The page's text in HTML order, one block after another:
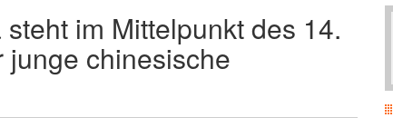
im Mittelpunkt des 14.
junge chinesische